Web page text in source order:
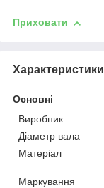
Приховати
Характеристики
Основні
Виробник
Діаметр вала
Матеріал
Маркування